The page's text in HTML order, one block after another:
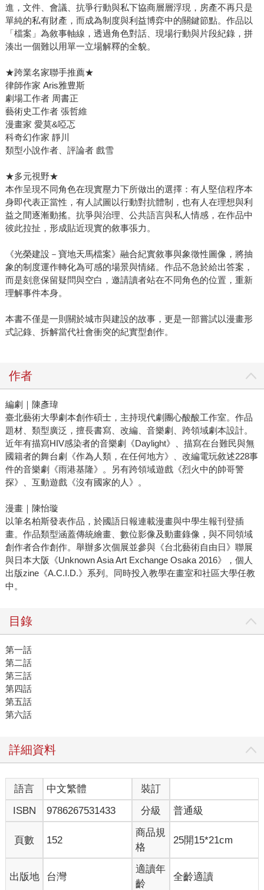
進，文件、會議、抗爭行動與私下協商層層浮現，房產不再只是
單純的私有財產，而成為制度與利益博弈中的關鍵節點。作品以
「檔案」為敘事軸線，透過角色對話、現場行動與片段紀錄，拼
湊出一個難以用單一立場解釋的全貌。
★跨業名家聯手推薦★
律師作家 Aris雅豊斯
劇場工作者 周書正
藝術史工作者 張哲維
漫畫家 愛莫&啞忑
科奇幻作家 靜川
類型小說作者、評論者 戲雪
★多元視野★
本作呈現不同角色在現實壓力下所做出的選擇：有人堅信程序本
身即代表正當性，有人試圖以行動對抗體制，也有人在理想與利
益之間逐漸動搖。抗爭與治理、公共語言與私人情感，在作品中
彼此拉扯，形成貼近現實的敘事張力。
《光榮建設－寶地天馬檔案》融合紀實敘事與象徵性圖像，將抽
象的制度運作轉化為可感的場景與情緒。作品不急於給出答案，
而是刻意保留疑問與空白，邀請讀者站在不同角色的位置，重新
理解事件本身。
本書不僅是一則關於城市與建設的故事，更是一部嘗試以漫畫形
式記錄、拆解當代社會衝突的紀實型創作。
作者
編劇｜陳彥瑋
臺北藝術大學劇本創作碩士，主持現代劇團心酸酸工作室。作品
題材、類型廣泛，擅長書寫、改編、音樂劇、跨領域劇本設計。
近年有描寫HIV感染者的音樂劇《Daylight》、描寫在台難民與無
國籍者的舞台劇《作為人類，在任何地方》、改編電玩敘述228事
件的音樂劇《雨港基隆》。另有跨領域遊戲《烈火中的帥哥警
探》、互動遊戲《沒有國家的人》。
漫畫｜陳怡璇
以筆名柏斯發表作品，於國語日報連載漫畫與中學生報刊登插
畫。作品類型涵蓋傳統繪畫、數位影像及動畫錄像，與不同領域
創作者合作創作。舉辦多次個展並參與《台北藝術自由日》聯展
與日本大阪《Unknown Asia Art Exchange Osaka 2016》，個人
出版zine《A.C.I.D.》系列。同時投入教學在畫室和社區大學任教
中。
目錄
第一話
第二話
第三話
第四話
第五話
第六話
詳細資料
語言 中文繁體
裝訂
ISBN
9786267531433 分級 普通級
頁數 152
商品規
格
25開15*21cm
出版地 台灣
適讀年
齡
全齡適讀